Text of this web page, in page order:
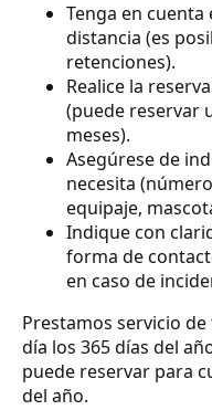
Tenga en
distancia (es
retenciones).
Realice la
(puede reservar
meses).
Asegúrese de
necesita
equipaje,
Indique con
forma de
en caso de
Prestamos servicio
día los 365 días del
puede reservar para
del año.